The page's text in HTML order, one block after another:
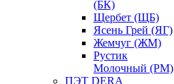
(БК)
Щербет (ЩБ)
Ясень Грей (ЯГ)
Жемчуг (ЖМ)
Рустик
Молочный (РМ)
ПЭТ DERA